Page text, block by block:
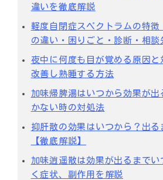
違いを徹底解説
軽度自閉症スペクトラムの特徴
の違い・困りごと・診断・相談
夜中に何度も目が覚める原因と
改善し熟睡する方法
加味帰脾湯はいつから効果が出
かない時の対処法
抑肝散の効果はいつから？出る
【徹底解説】
加味逍遥散は効果が出るまでい
く症状、副作用を解説